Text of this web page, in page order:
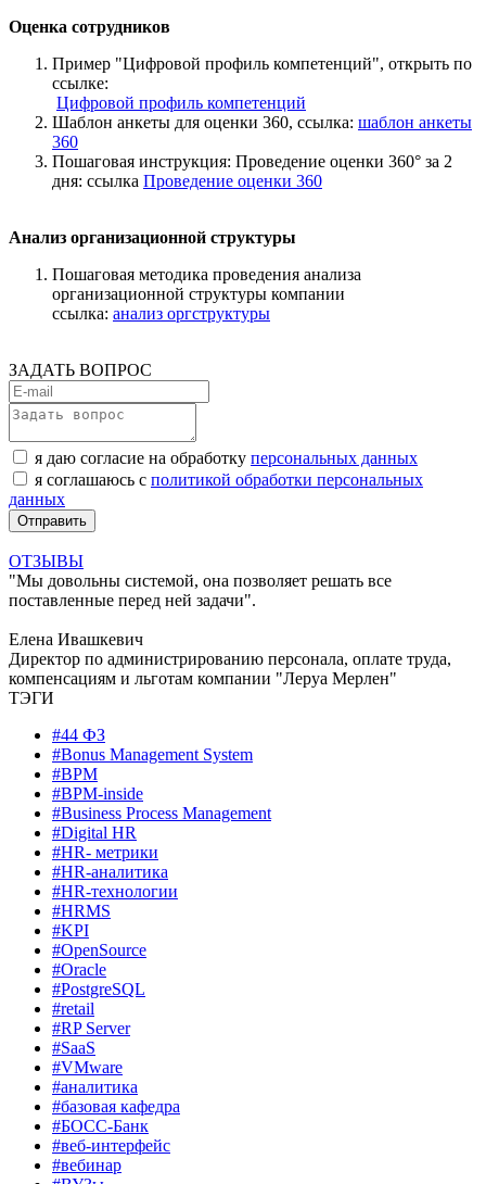
Оценка сотрудников
Пример "Цифровой профиль компетенций", открыть по
ссылке:
Цифровой профиль компетенций
Шаблон анкеты для оценки 360, ссылка: шаблон анкеты
360
Пошаговая инструкция: Проведение оценки 360° за 2
дня: ссылка Проведение оценки 360
Анализ организационной структуры
Пошаговая методика проведения анализа
организационной структуры компании
ссылка: анализ оргструктуры
ЗАДАТЬ ВОПРОС
я даю согласие на обработку персональных данных
я соглашаюсь с политикой обработки персональных
данных
ОТЗЫВЫ
"Мы довольны системой, она позволяет решать все
поставленные перед ней задачи".
Елена Ивашкевич
Директор по администрированию персонала, оплате труда,
компенсациям и льготам компании "Леруа Мерлен"
ТЭГИ
#44 ФЗ
#Bonus Management System
#BPM
#BPM-inside
#Business Process Management
#Digital HR
#HR- метрики
#HR-аналитика
#HR-технологии
#HRMS
#KPI
#OpenSource
#Oracle
#PostgreSQL
#retail
#RP Server
#SaaS
#VMware
#аналитика
#базовая кафедра
#БОСС-Банк
#веб-интерфейс
#вебинар